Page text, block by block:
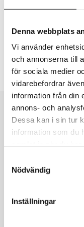
Denna webbplats
Vi använder
och annonserna till
för sociala medier
vidarebefordrar
information från din
annons- och
Dessa kan i sin tur
information som du
Nödvändig
Inställningar
Killfejset.se –
rådgivning
16 december, 2019
SEO-
1 minut
att synas bra på
Testa vår gratis
med bedömning
SEO på plats